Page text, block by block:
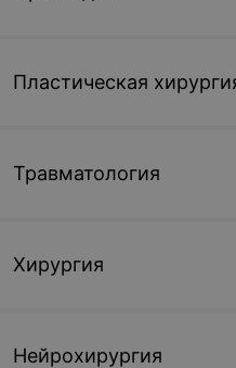
Пластическая
Травматология
Хирургия
Нейрохирургия